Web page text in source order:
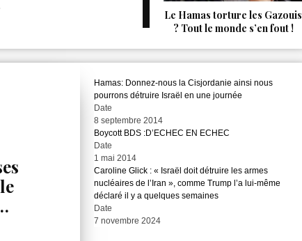
Le Hamas torture les Gazouis
? Tout le monde s’en fout !
Hamas: Donnez-nous la Cisjordanie ainsi nous
pourrons détruire Israël en une journée
Date
8 septembre 2014
Boycott BDS :D’ECHEC EN ECHEC
Date
1 mai 2014
Caroline Glick : « Israël doit détruire les armes
nucléaires de l’Iran », comme Trump l’a lui-même
déclaré il y a quelques semaines
Date
7 novembre 2024